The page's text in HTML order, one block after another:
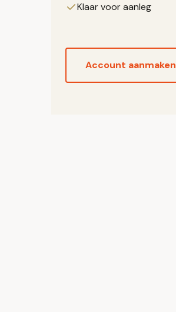
Klaar voor aanleg
Account aanmaken